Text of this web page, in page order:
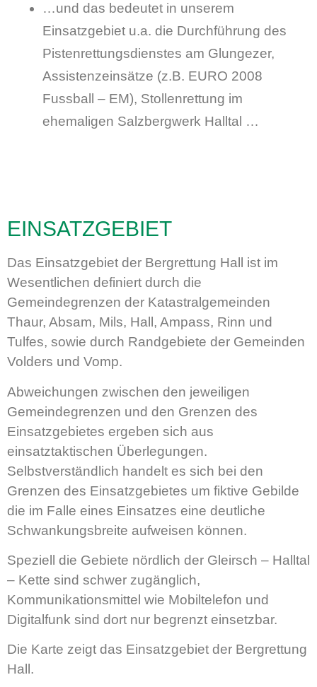
…und das bedeutet in unserem
Einsatzgebiet u.a. die Durchführung des
Pistenrettungsdienstes am Glungezer,
Assistenzeinsätze (z.B. EURO 2008
Fussball – EM), Stollenrettung im
ehemaligen Salzbergwerk Halltal …
EINSATZGEBIET
Das Einsatzgebiet der Bergrettung Hall ist im
Wesentlichen definiert durch die
Gemeindegrenzen der Katastralgemeinden
Thaur, Absam, Mils, Hall, Ampass, Rinn und
Tulfes, sowie durch Randgebiete der Gemeinden
Volders und Vomp.
Abweichungen zwischen den jeweiligen
Gemeindegrenzen und den Grenzen des
Einsatzgebietes ergeben sich aus
einsatztaktischen Überlegungen.
Selbstverständlich handelt es sich bei den
Grenzen des Einsatzgebietes um fiktive Gebilde
die im Falle eines Einsatzes eine deutliche
Schwankungsbreite aufweisen können.
Speziell die Gebiete nördlich der Gleirsch – Halltal
– Kette sind schwer zugänglich,
Kommunikationsmittel wie Mobiltelefon und
Digitalfunk sind dort nur begrenzt einsetzbar.
Die Karte zeigt das Einsatzgebiet der Bergrettung
Hall.